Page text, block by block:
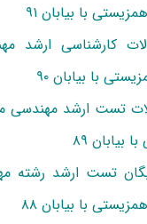
با بیابان ۹۱
کارشناسی ارشد
با بیابان ۹۰
تست ارشد مهندسی
بیابان ۸۹
تست ارشد رشته
با بیابان ۸۸